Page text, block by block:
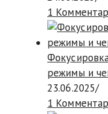
1
режимы и
23.06.2025/
1